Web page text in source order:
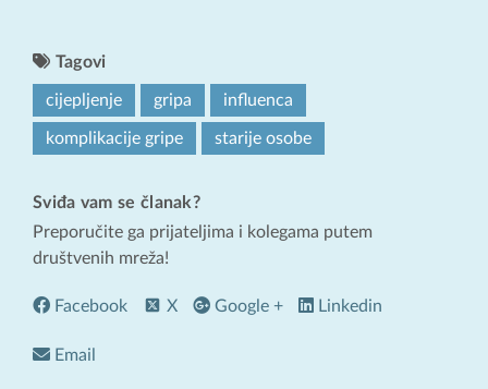
Tagovi
cijepljenje gripa influenca
komplikacije gripe starije osobe
Sviđa vam se članak?
Preporučite ga prijateljima i kolegama putem
društvenih mreža!
Facebook X Google + Linkedin
Email